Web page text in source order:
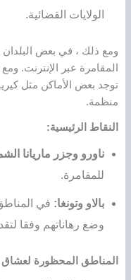
الولايات القضائية.
ومع ذلك ، في بعض
المقامرة عبر الإنترنت.
توجد بعض الأماكن مثل
منظمة.
النقاط الرئيسية:
ناورو وجزر ماريانا
للمقامرة.
بالاو وتونغا: في
وضع رهاناتهم وفقا
المناطق المحظورة لعشاق